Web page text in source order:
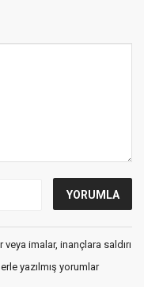
imalar, inançlara saldırı
yazılmış yorumlar